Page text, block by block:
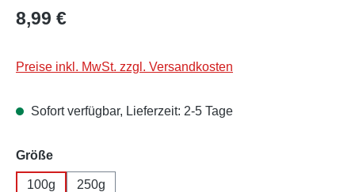
Regulärer Preis:
8,99 €
Preise inkl. MwSt. zzgl. Versandkosten
Sofort verfügbar, Lieferzeit: 2-5 Tage
Größeauswählen
100g 250g